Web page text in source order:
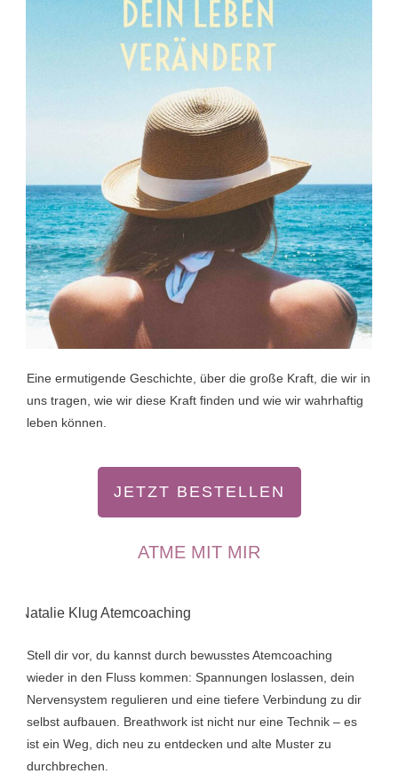
Eine ermutigende Geschichte, über die große Kraft, die wir in
uns tragen, wie wir diese Kraft finden und wie wir wahrhaftig
leben können.
JETZT BESTELLEN
ATME MIT MIR
Stell dir vor, du kannst durch bewusstes Atemcoaching
wieder in den Fluss kommen: Spannungen loslassen, dein
Nervensystem regulieren und eine tiefere Verbindung zu dir
selbst aufbauen. Breathwork ist nicht nur eine Technik – es
ist ein Weg, dich neu zu entdecken und alte Muster zu
durchbrechen.